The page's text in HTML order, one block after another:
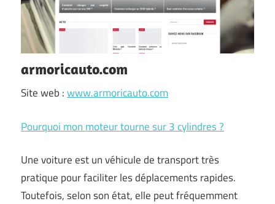
armoricauto.com
Site web :www.armoricauto.com
Pourquoi mon moteur tourne sur 3 cylindres ?
Une voiture est un véhicule de transport très
pratique pour faciliter les déplacements rapides.
Toutefois, selon son état, elle peut fréquemment